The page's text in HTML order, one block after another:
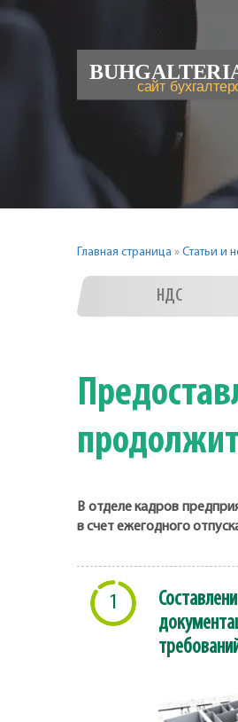
Главная страница » Статьи и
НДС
В отделе кадров
в счет ежегодного
1